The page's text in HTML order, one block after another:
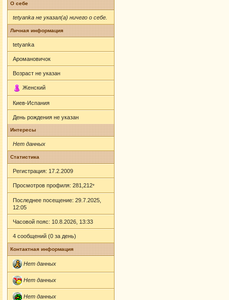
О себе
tetyanka не указал(а) ничего о себе.
Личная информация
tetyanka
Аромановичок
Возраст не указан
Женский
Киев-Испания
День рождения не указан
Интересы
Нет данных
Статистика
Регистрация: 17.2.2009
Просмотров профиля: 281,212*
Последнее посещение: 29.7.2025,
12:05
Часовой пояс: 10.8.2026, 13:33
4 сообщений (0 за день)
Контактная информация
Нет данных
Нет данных
Нет данных